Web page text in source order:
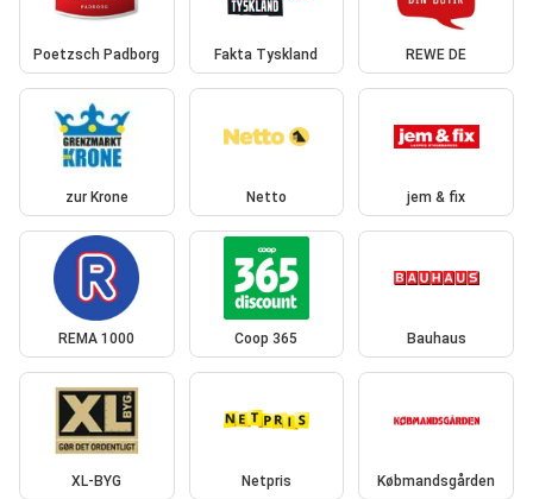
Poetzsch Padborg Fakta Tyskland REWE DE
zur Krone Netto jem & fix
REMA 1000 Coop 365 Bauhaus
XL-BYG Netpris Købmandsgården